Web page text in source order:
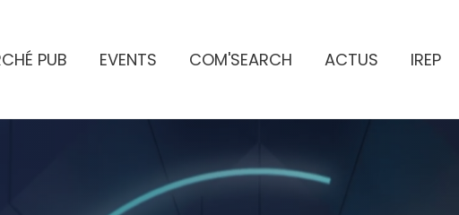
PUB EVENTS COM'SEARCH ACTUS IREP